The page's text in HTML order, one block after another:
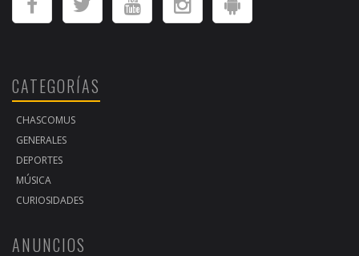
CATEGORÍAS
CHASCOMUS
GENERALES
DEPORTES
MÚSICA
CURIOSIDADES
ANUNCIOS